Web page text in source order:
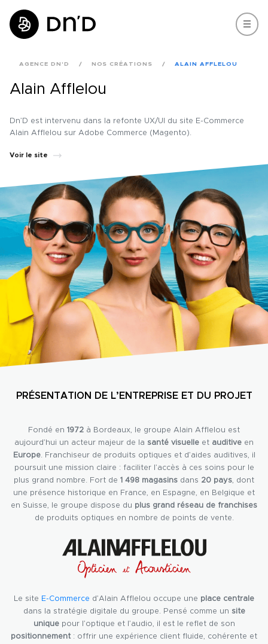
AGENCE DN'D NOS CRÉATIONS ALAIN AFFLELOU
Alain Afflelou
Dn’D est intervenu dans la refonte UX/UI du site E-Commerce
Alain Afflelou sur Adobe Commerce (Magento).
Voir le site
PRÉSENTATION DE L’ENTREPRISE ET DU PROJET
Fondé en 1972 à Bordeaux, le groupe Alain Afflelou est
aujourd’hui un acteur majeur de la santé visuelle et auditive en
Europe. Franchiseur de produits optiques et d’aides auditives, il
poursuit une mission claire : faciliter l’accès à ces soins pour le
plus grand nombre. Fort de 1 498 magasins dans 20 pays , dont
une présence historique en France, en Espagne, en Belgique et
en Suisse, le groupe dispose du plus grand réseau de franchises
de produits optiques en nombre de points de vente.
Le site E-Commerce d’Alain Afflelou occupe une place centrale
dans la stratégie digitale du groupe. Pensé comme un site
uniquepour l’optique et l’audio, il est le reflet de son
positionnement : offrir une expérience client fluide, cohérente et